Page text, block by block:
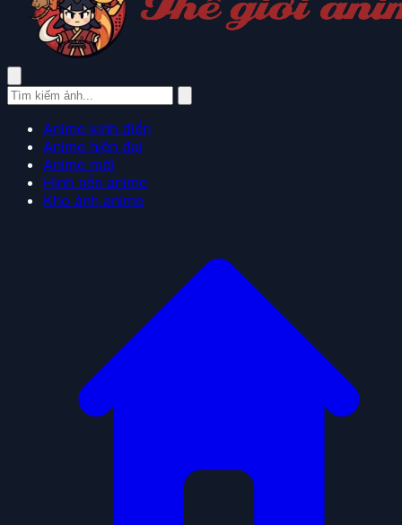
Anime kinh điển
Anime hiện đại
Anime mới
Hình nền anime
Kho ảnh anime